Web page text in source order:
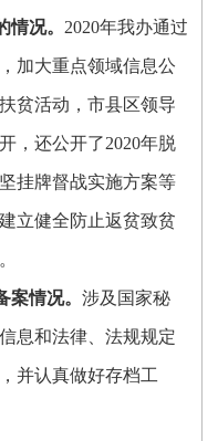
情况。 2020年我办通过
加大重点领域信息公
贫活动，市县区领导
，还公开了2020年脱
挂牌督战实施方案等
立健全防止返贫致贫
案情况。涉及国家秘
息和法律、法规规定
并认真做好存档工